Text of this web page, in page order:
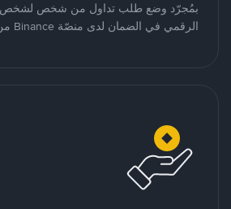
بمُجرّد وضع طلب تداول من شخص
الرقمي في الضمان لدى منصّة Binance من شخص لشخص.